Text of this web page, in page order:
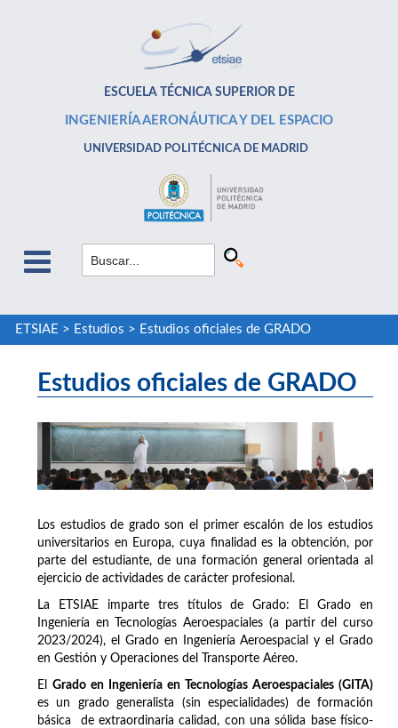
ESCUELA TÉCNICA SUPERIOR DE
INGENIERÍA AERONÁUTICA Y DEL ESPACIO
UNIVERSIDAD POLITÉCNICA DE MADRID
ETSIAE > Estudios > Estudios oficiales de GRADO
Estudios oficiales de GRADO
Los estudios de grado son el primer escalón de los estudios
universitarios en Europa, cuya finalidad es la obtención, por
parte del estudiante, de una formación general orientada al
ejercicio de actividades de carácter profesional.
La ETSIAE imparte tres títulos de Grado: El Grado en
Ingeniería en Tecnologías Aeroespaciales (a partir del curso
2023/2024), el Grado en Ingeniería Aeroespacial y el Grado
en Gestión y Operaciones del Transporte Aéreo.
El Grado en Ingeniería en Tecnologías Aeroespaciales (GITA)
es un grado generalista (sin especialidades) de formación
básica de extraordinaria calidad, con una sólida base físico-